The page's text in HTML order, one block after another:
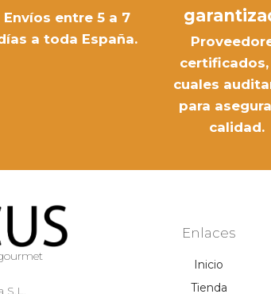
Envíos entre 5 a 7
a toda España.
certificados,
cuales
para
calidad.
S.L.
Enlaces
Inicio
Tienda